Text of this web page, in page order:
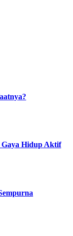
Gaya Hidup Aktif